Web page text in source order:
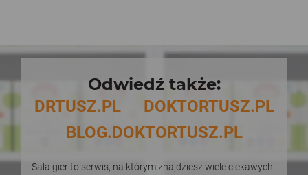
Odwiedź także:
DRTUSZ.PL
DOKTORTUSZ.PL
BLOG.DOKTORTUSZ.PL
Sala gier to serwis, na którym znajdziesz wiele ciekawych i